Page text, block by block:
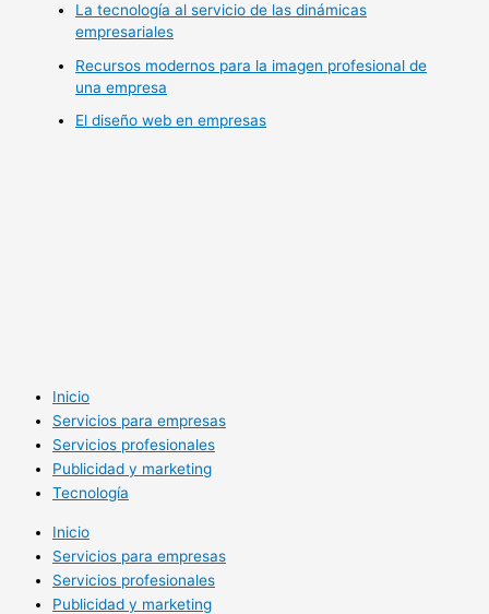
La tecnología al servicio de las dinámicas
empresariales
Recursos modernos para la imagen profesional de
una empresa
El diseño web en empresas
Inicio
Servicios para empresas
Servicios profesionales
Publicidad y marketing
Tecnología
Inicio
Servicios para empresas
Servicios profesionales
Publicidad y marketing